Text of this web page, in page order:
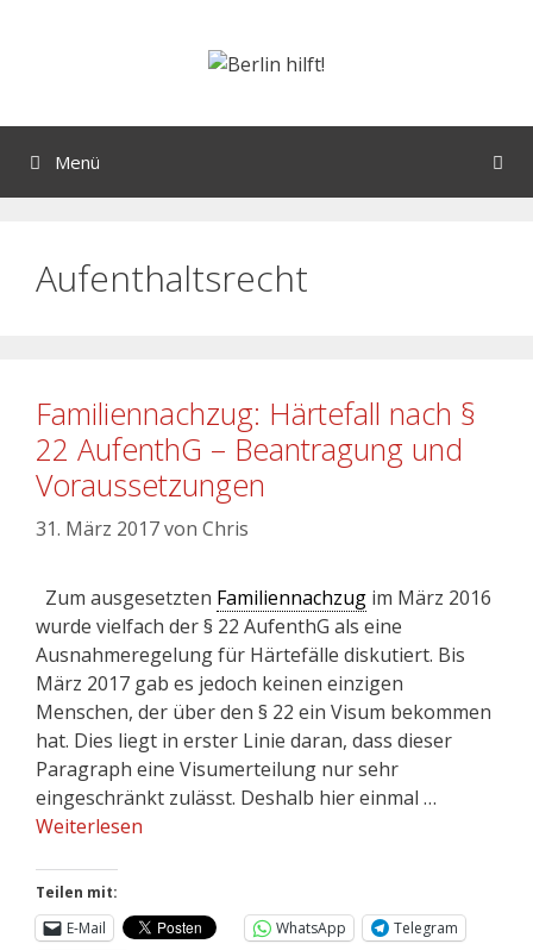
Menü
Aufenthaltsrecht
Familiennachzug: Härtefall nach §
22 AufenthG – Beantragung und
Voraussetzungen
31. März 2017von Chris
Zum ausgesetzten Familiennachzug im März 2016
wurde vielfach der § 22 AufenthG als eine
Ausnahmeregelung für Härtefälle diskutiert. Bis
März 2017 gab es jedoch keinen einzigen
Menschen, der über den § 22 ein Visum bekommen
hat. Dies liegt in erster Linie daran, dass dieser
Paragraph eine Visumerteilung nur sehr
eingeschränkt zulässt. Deshalb hier einmal …
Weiterlesen
Teilen mit:
E-Mail
WhatsApp
Telegram